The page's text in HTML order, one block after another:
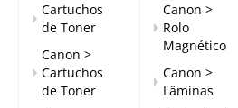
Cartuchos
de Toner
Canon >
Cartuchos
de Toner
Canon >
Rolo
Magnético
Canon >
Lâminas